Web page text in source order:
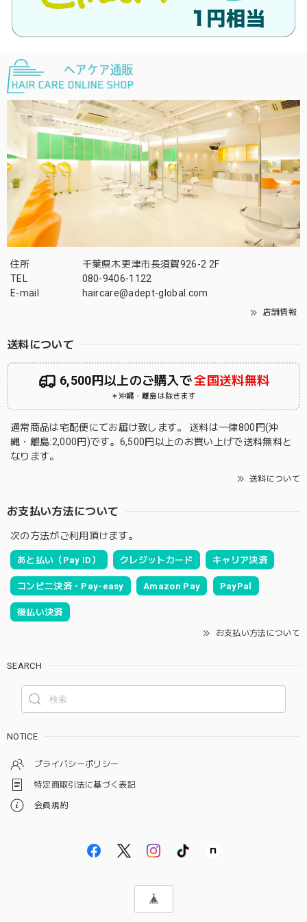
住所
千葉県木更津市長須賀926-2 2F
TEL
080-9406-1122
E-mail
haircare@adept-global.com
店舗情報
送料について
6,500円以上のご購入で全国送料無料
＊沖縄・離島は除きます
通常商品は宅配便にてお届け致します。 送料は一律800円(沖
縄・離島:2,000円)です。6,500円以上のお買い上げで送料無料と
なります。
送料について
お支払い方法について
次の方法がご利用頂けます。
あと払い（Pay ID） クレジットカード キャリア決済
コンビニ決済・Pay-easy Amazon Pay PayPal
後払い決済
お支払い方法について
SEARCH
NOTICE
プライバシーポリシー
特定商取引法に基づく表記
会員規約